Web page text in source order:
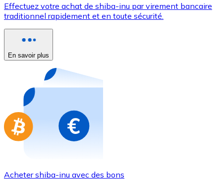
Utilisez les cartes Visa et Mastercard pour acheter
Acheter avec carte
Nouveau
Achetez des cartes-cadeaux de vos marques
Aller à la boutique de cartes-cadeaux
Effectuez votre achat de shiba-inu par virement bancaire
traditionnel rapidement et en toute sécurité.
En savoir plus
Acheter shiba-inu avec des bons